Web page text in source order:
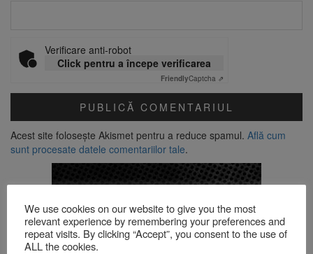
Verificare anti-robot
Click pentru a începe verificarea
FriendlyCaptcha ⇗
Acest site folosește Akismet pentru a reduce spamul. Află cum
sunt procesate datele comentariilor tale.
We use cookies on our website to give you the most
relevant experience by remembering your preferences and
repeat visits. By clicking “Accept”, you consent to the use of
ALL the cookies.